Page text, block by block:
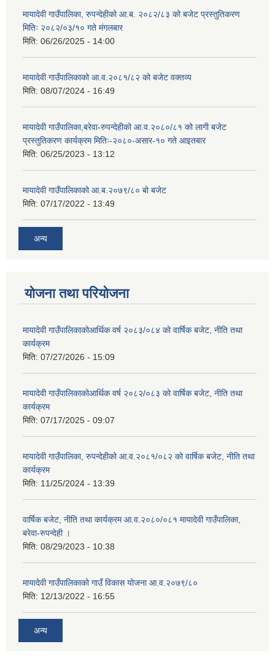
मायादेवी गाउँपालिका, रुपन्देहीको आ.ब. २०८२/८३ को बजेट प्रस्तुतिकरण
मितिः २०८२/०३/१० गते मंगलबार
मिति: 06/26/2025 - 14:00
मायादेवी गाउँपालिकाको आ.व.२०८१/८२ को बजेट वक्तव्य
मिति: 08/07/2024 - 16:49
मायादेवी गाउँपालिका,बरेवा-रुपन्देहीको आ.व.२०८०/८१ को लागी बजेट
प्रस्तुतिकरण कार्यक्रम मितिः-२०८०-असार-१० गते आइतबार
मिति: 06/25/2023 - 13:12
मायादेवी गाउँपालिकाको आ.ब.२०७९/८० बो बजेट
मिति: 07/17/2022 - 13:49
अन्य
योजना तथा परियोजना
मायादेवी गाउँपालिकाकोआर्थिक वर्ष २०८३/०८४ को वार्षिक बजेट, नीति तथा
कार्यक्रम
मिति: 07/27/2026 - 15:09
मायादेवी गाउँपालिकाकोआर्थिक वर्ष २०८२/०८३ को वार्षिक बजेट, नीति तथा
कार्यक्रम
मिति: 07/17/2025 - 09:07
मायादेवी गाउँपालिका, रुपन्देहीको आ.व.२०८१/०८२ को वार्षिक बजेट, नीति तथा
कार्यक्रम
मिति: 11/25/2024 - 13:39
वार्षिक बजेट, नीति तथा कार्यक्रम आ.व.२०८०/०८१ मायादेवी गाउँपालिका,
बरेवा-रुपन्देही ।
मिति: 08/29/2023 - 10:38
मायादेवी गाउँपालिकाको गाउँ विकास योजना आ.व.२०७९/८०
मिति: 12/13/2022 - 16:55
अन्य